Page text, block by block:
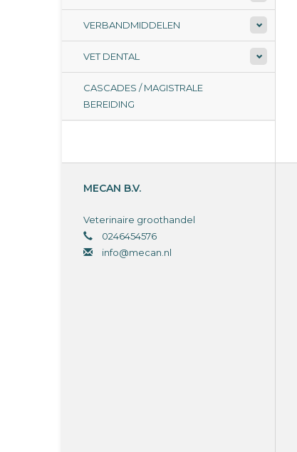
VERBANDMIDDELEN
VET DENTAL
CASCADES / MAGISTRALE
BEREIDING
MECAN B.V.
Veterinaire groothandel
0246454576
info@mecan.nl